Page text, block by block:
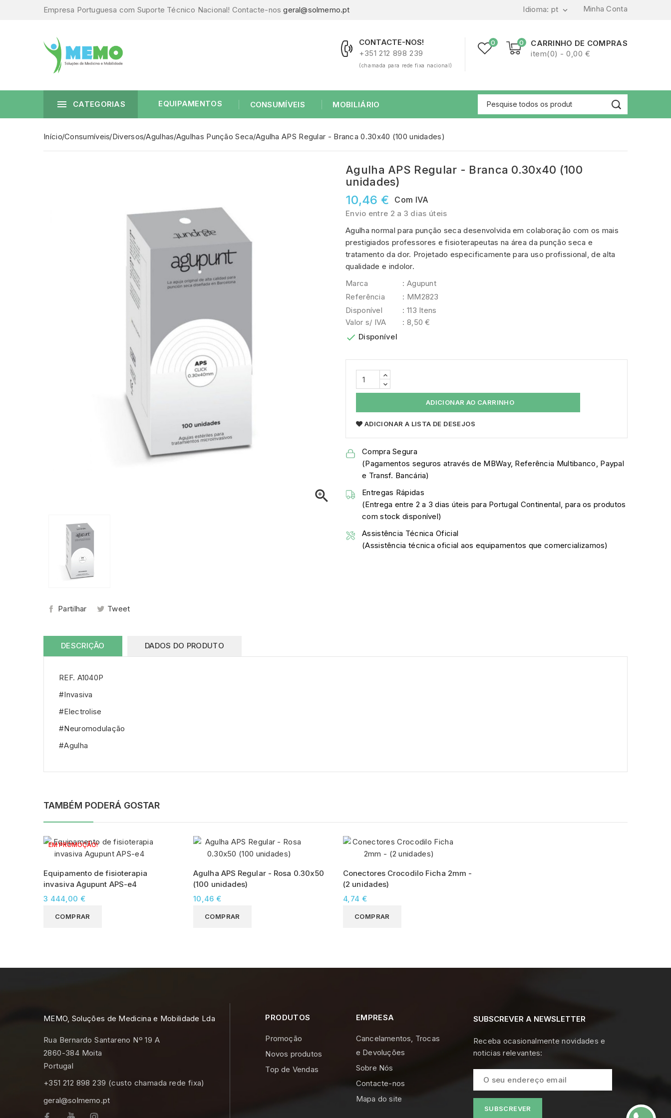
Empresa Portuguesa com Suporte Técnico Nacional! Contacte-nosgeral@solmemo.pt Minha Conta
Idioma: pt 
0
CARRINHO DE COMPRAS
item(0) - 0,00 €
0
CONTACTE-NOS!
+351 212 898 239
(chamada para rede fixa nacional)
 CATEGORIAS EQUIPAMENTOS CONSUMÍVEIS MOBILIÁRIO
Início Consumíveis Diversos Agulhas Agulhas Punção Seca Agulha APS Regular - Branca 0.30x40 (100 unidades)

Partilhar Tweet
Agulha APS Regular - Branca 0.30x40 (100
unidades)
10,46 € Com IVA
Envio entre 2 a 3 dias úteis
Agulha normal para punção seca desenvolvida em colaboração com os mais
prestigiados professores e fisioterapeutas na área da punção seca e
tratamento da dor. Projetado especificamente para uso profissional, de alta
qualidade e indolor.
Marca
: Agupunt
Referência
: MM2823
Disponível
: 113 Itens
Valor s/ IVA
: 8,50 €
 Disponível
ADICIONAR AO CARRINHO
ADICIONAR A LISTA DE DESEJOS
Compra Segura
(Pagamentos seguros através de MBWay, Referência Multibanco, Paypal
e Transf. Bancária)
Entregas Rápidas
(Entrega entre 2 a 3 dias úteis para Portugal Continental, para os produtos
com stock disponível)
Assistência Técnica Oficial
(Assistência técnica oficial aos equipamentos que comercializamos)
DESCRIÇÃO DADOS DO PRODUTO
REF. A1040P
#Invasiva
#Electrolise
#Neuromodulação
#Agulha
TAMBÉM PODERÁ GOSTAR
EM PROMOÇÃO!
Equipamento de fisioterapia
invasiva Agupunt APS-e4
3 444,00 €
COMPRAR
Agulha APS Regular - Rosa 0.30x50
(100 unidades)
10,46 €
COMPRAR
Conectores Crocodilo Ficha 2mm -
(2 unidades)
4,74 €
COMPRAR
MEMO, Soluções de Medicina e Mobilidade Lda
Rua Bernardo Santareno Nº 19 A
2860-384 Moita
Portugal
+351 212 898 239 (custo chamada rede fixa)
geral@solmemo.pt
PRODUTOS
Promoção
Novos produtos
Top de Vendas
EMPRESA
Cancelamentos, Trocas
e Devoluções
Sobre Nós
Contacte-nos
Mapa do site
SUBSCREVER A NEWSLETTER
Receba ocasionalmente novidades e
noticias relevantes: